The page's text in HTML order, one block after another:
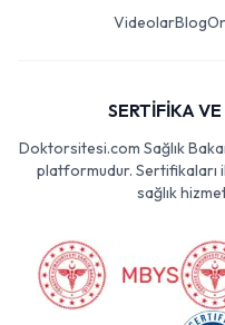
VideolarBlog
SERTİFİKA
Doktorsitesi.com Sağlık
platformudur. Sertifikaları
sağlık